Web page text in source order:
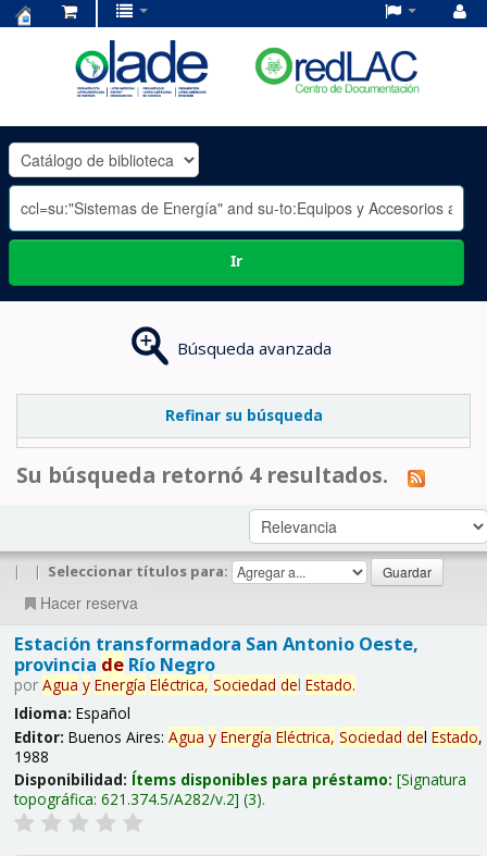
OLADE
-
Ir
Búsqueda avanzada
Refinar su búsqueda
Su búsqueda retornó 4 resultados.
| | Seleccionar títulos para:
Hacer reserva
Estación transformadora San Antonio Oeste,
provincia deRío Negro
por Agua y Energía Eléctrica, Sociedad del Estado.
Idioma: Español
Editor: Buenos Aires: Agua y Energía Eléctrica, Sociedad del Estado,
1988
Disponibilidad: Ítems disponibles para préstamo: Signatura
topográfica: 621.374.5/A282/v.2 (3).